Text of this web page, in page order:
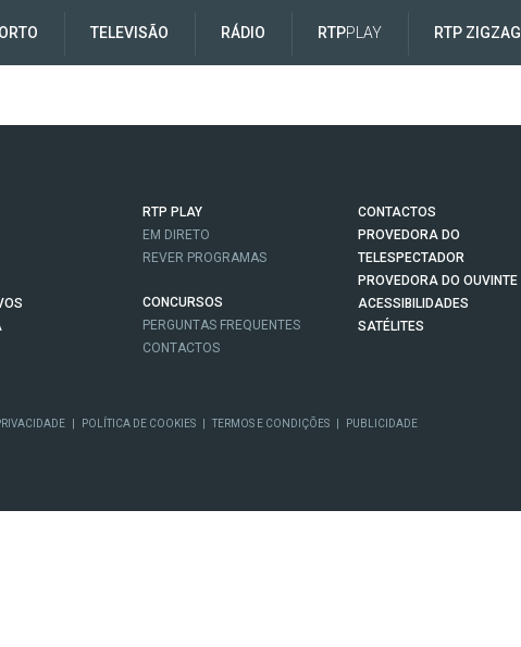
TELEVISÃO RÁDIO RTPPLAY RTP ZIGZAG
RTP PLAY
EM DIRETO
REVER PROGRAMAS
CONCURSOS
PERGUNTAS FREQUENTES
CONTACTOS
CONTACTOS
PROVEDORA DO
TELESPECTADOR
PROVEDORA DO OUVINTE
ACESSIBILIDADES
SATÉLITES
POLÍTICA DE COOKIES TERMOS E CONDIÇÕES PUBLICIDADE